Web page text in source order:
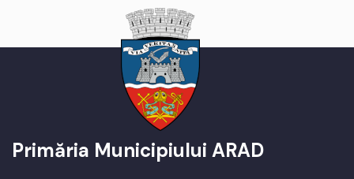
Primăria Municipiului ARAD